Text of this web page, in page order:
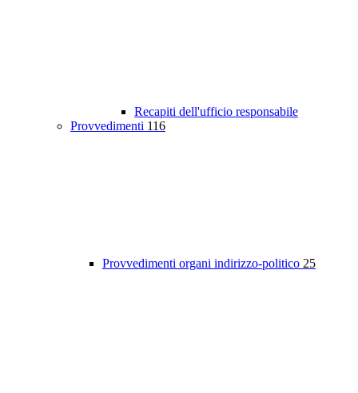
Recapiti dell'ufficio responsabile
Provvedimenti 116
Provvedimenti organi indirizzo-politico 25